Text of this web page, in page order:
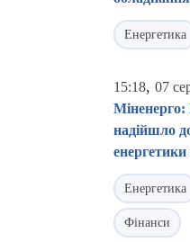
Енергетика
15:18, 07
Міненерго:
надійшло
енергетики
Енергетика
Фінанси